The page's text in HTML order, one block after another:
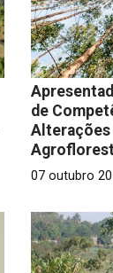
de
07 outubro